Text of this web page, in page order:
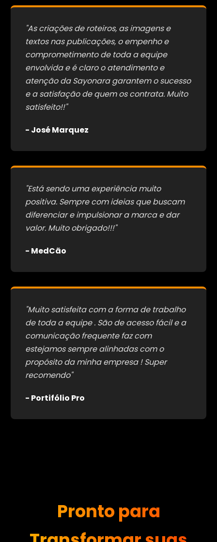
"As criações de roteiros, as imagens e
textos nas publicações, o empenho e
comprometimento de toda a equipe
envolvida e é claro o atendimento e
atenção da Sayonara garantem o sucesso
e a satisfação de quem os contrata. Muito
satisfeito!!"
- José Marquez
"Está sendo uma experiência muito
positiva. Sempre com ideias que buscam
diferenciar e impulsionar a marca e dar
valor. Muito obrigado!!!"
- MedCão
"Muito satisfeita com a forma de trabalho
de toda a equipe . São de acesso fácil e a
comunicação frequente faz com
estejamos sempre alinhadas com o
propósito da minha empresa ! Super
recomendo"
- Portifólio Pro
Pronto para